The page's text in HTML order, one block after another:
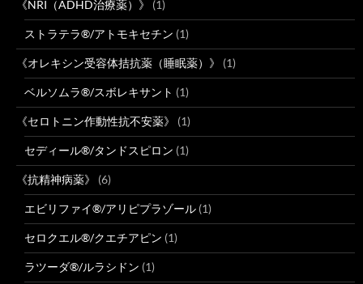
《NRI（ADHD治療薬）》 (1)
ストラテラ®/アトモキセチン (1)
《オレキシン受容体拮抗薬（睡眠薬）》 (1)
ベルソムラ®/スボレキサント (1)
《セロトニン作動性抗不安薬》 (1)
セディール®/タンドスピロン (1)
《抗精神病薬》 (6)
エビリファイ®/アリピプラゾール (1)
セロクエル®/クエチアピン (1)
ラツーダ®/ルラシドン (1)